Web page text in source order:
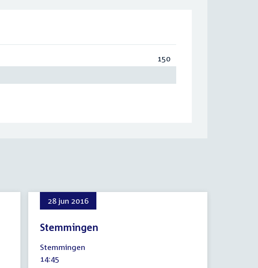
150Totaal:
28 jun 2016
Stemmingen
juni
2016
Stemmingen
Tijd
14:45